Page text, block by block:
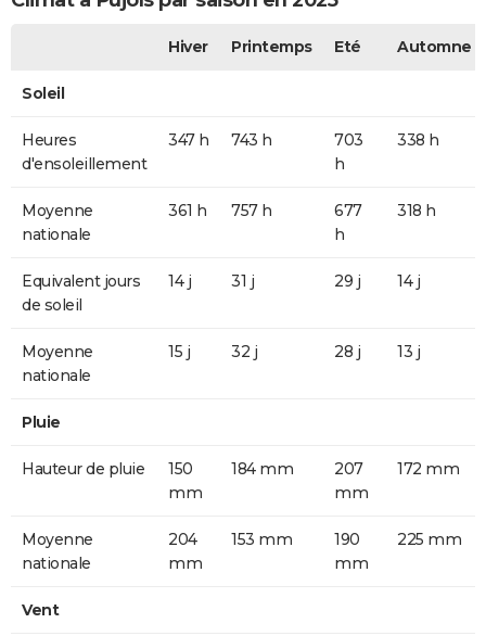
Hiver Printemps Eté Automne
Soleil
Heures
d'ensoleillement
347 h 743 h
703
h
338 h
Moyenne
nationale
361 h 757 h
677
h
318 h
Equivalent jours
de soleil
14 j 31 j 29 j 14 j
Moyenne
nationale
15 j 32 j 28 j 13 j
Pluie
Hauteur de pluie
150
mm
184 mm
207
mm
172 mm
Moyenne
nationale
204
mm
153 mm
190
mm
225 mm
Vent